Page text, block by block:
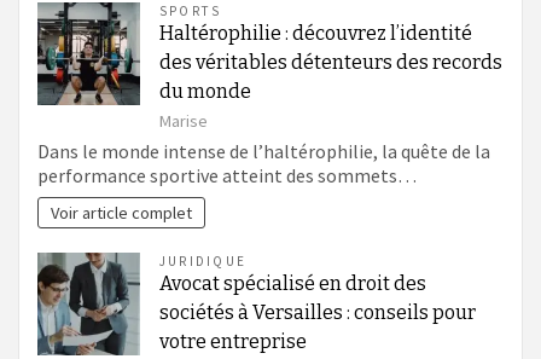
SPORTS
Haltérophilie : découvrez l’identité
des véritables détenteurs des records
du monde
Marise
Dans le monde intense de l’haltérophilie, la quête de la
performance sportive atteint des sommets…
Voir article complet
JURIDIQUE
Avocat spécialisé en droit des
sociétés à Versailles : conseils pour
votre entreprise